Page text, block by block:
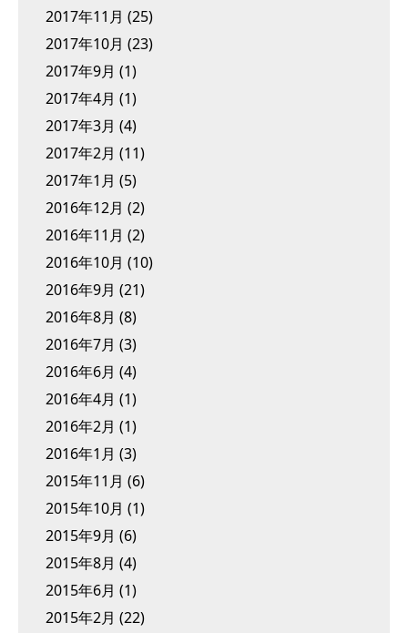
2017年11月 (25)
2017年10月 (23)
2017年9月 (1)
2017年4月 (1)
2017年3月 (4)
2017年2月 (11)
2017年1月 (5)
2016年12月 (2)
2016年11月 (2)
2016年10月 (10)
2016年9月 (21)
2016年8月 (8)
2016年7月 (3)
2016年6月 (4)
2016年4月 (1)
2016年2月 (1)
2016年1月 (3)
2015年11月 (6)
2015年10月 (1)
2015年9月 (6)
2015年8月 (4)
2015年6月 (1)
2015年2月 (22)